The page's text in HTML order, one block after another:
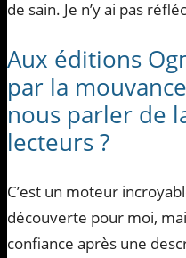
de sain. Je n’y ai pas
Aux éditions
par la
nous parler de
lecteurs ?
C’est un moteur
découverte pour moi,
confiance après une